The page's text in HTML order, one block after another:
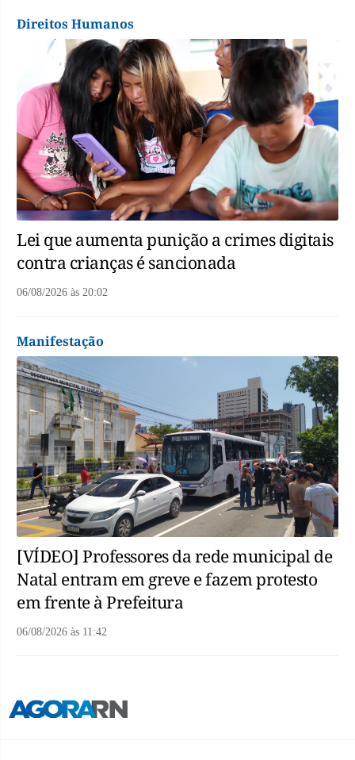
Direitos Humanos
Lei que aumenta punição a crimes digitais
contra crianças é sancionada
06/08/2026 às 20:02
Manifestação
[VÍDEO] Professores da rede municipal de
Natal entram em greve e fazem protesto
em frente à Prefeitura
06/08/2026 às 11:42